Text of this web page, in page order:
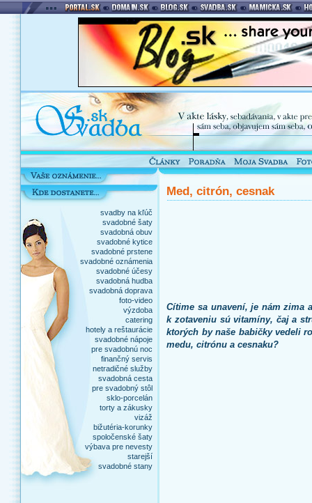
svadby na kľúč
svadobné šaty
svadobná obuv
svadobné kytice
svadobné prstene
svadobné oznámenia
svadobné účesy
svadobná hudba
svadobná doprava
foto-video
výzdoba
catering
hotely a reštaurácie
svadobné nápoje
pre svadobnú noc
finančný servis
netradičné služby
svadobná cesta
pre svadobný stôl
sklo-porcelán
torty a zákusky
vizáž
bižutéria-korunky
spoločenské šaty
výbava pre nevesty
starejší
svadobné stany
Med, citrón, cesnak
Cítime sa unavení, je nám zima
k zotaveniu sú vitamíny, čaj a
ktorých by naše babičky vedeli
medu, citrónu a cesnaku?